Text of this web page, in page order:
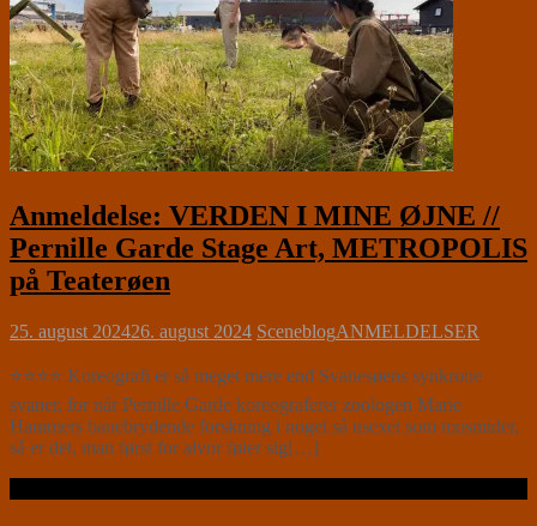
Anmeldelse: VERDEN I MINE ØJNE //
Pernille Garde Stage Art, METROPOLIS
på Teaterøen
25. august 202426. august 2024 SceneblogANMELDELSER
⭐⭐⭐⭐ Koreografi er så meget mere end Svanesøens synkrone
svaner, for når Pernille Garde koreograferer zoologen Marie
Hammers banebrydende forskning i noget så usexet som mosmider,
så er det, man først for alvor føler sig[…]